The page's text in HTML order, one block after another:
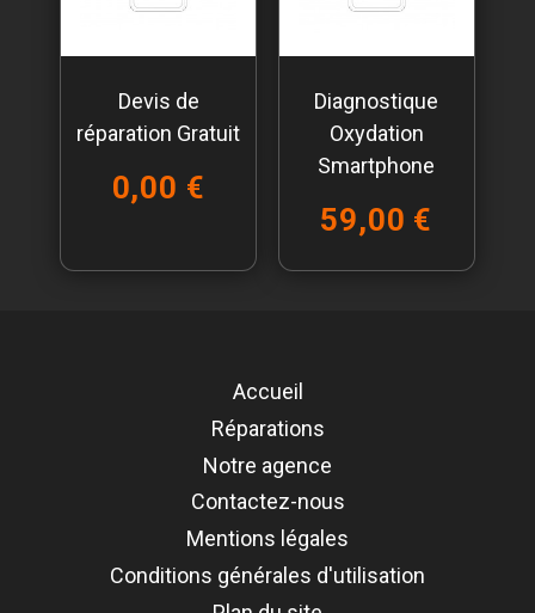
Devis de
réparation Gratuit
0,00 €
Diagnostique
Oxydation
Smartphone
59,00 €
Accueil
Réparations
Notre agence
Contactez-nous
Mentions légales
Conditions générales d'utilisation